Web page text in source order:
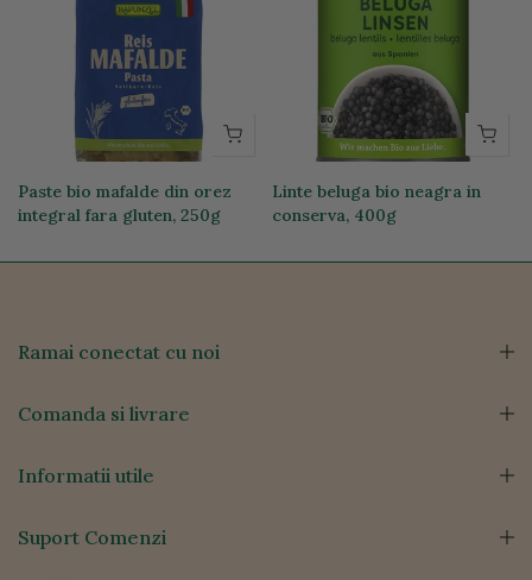
Paste bio mafalde din orez
integral fara gluten, 250g
Linte beluga bio neagra in
conserva, 400g
Ramai conectat cu noi
Comanda si livrare
Informatii utile
Suport Comenzi